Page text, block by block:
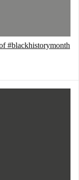
#blackhistorymonth